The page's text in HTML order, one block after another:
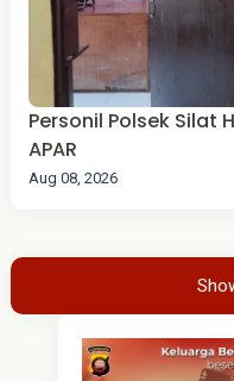
Personil Polsek Silat
APAR
Aug 08, 2026